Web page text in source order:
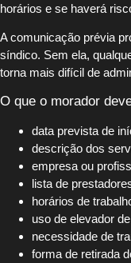
horários e se haverá
A comunicação prévia
síndico. Sem ela,
torna mais difícil de
O que o morador
data prevista de
descrição dos
empresa ou
lista de
horários de
uso de elevador
necessidade de
forma de retirada